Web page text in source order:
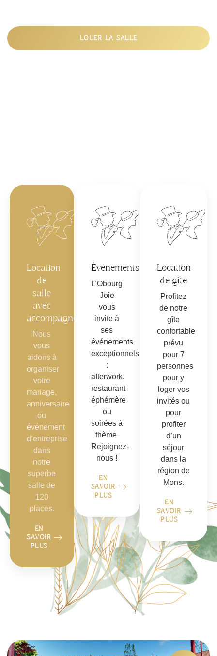
LOUER LA SALLE
Location
de
salle
avec
accompagnement
Nous
vous
aidons à
organiser
votre
mariage,
anniversaire
ou
événement
d’entreprise
dans
notre
superbe
salle de
120
places.
EN
SAVOIR
PLUS
Événements
L’Obourg
Joie
vous
invite à
ses
événements
exceptionnels
:
afterwork,
restaurant
éphémère
ou
soirées à
thème.
Rejoignez-
nous !
EN
SAVOIR
PLUS
Location
de gîte
Profitez
de notre
gîte
confortable
prévu
pour 7
personnes
pour y
loger vos
invités ou
pour
profiter
d’un
séjour
dans la
région de
Mons.
EN
SAVOIR
PLUS